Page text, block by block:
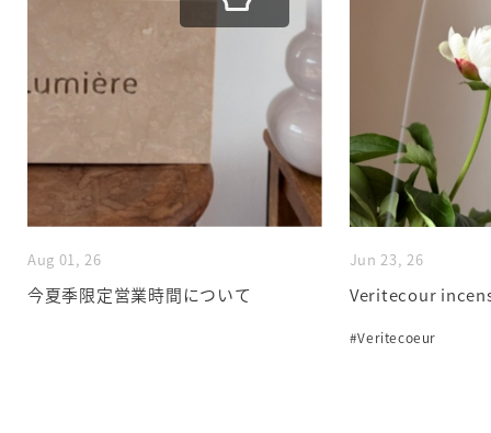
Aug 01, 26
今夏季限定営業時間について
Jun 23, 26
Veritecour
#Veritecoeur